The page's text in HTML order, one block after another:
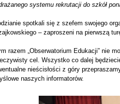
systemu rekrutacji do szkół
spotkali się z szefem swojego
– zaproszeni na pierwszą
razem „Obserwatorium Edukacji” nie
cel. Wszystko co dalej
nieścisłości z góry
naszych informatorów.